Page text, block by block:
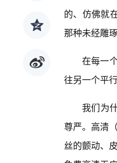
的、仿佛就
那种未经雕
在每一
往另一个平
我们为
尊严。高清
丝的颤动、